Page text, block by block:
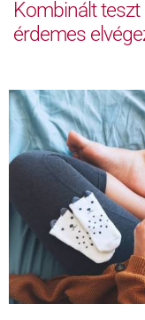
Kombinált
érdemes